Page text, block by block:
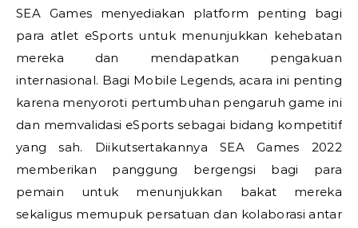
SEA Games menyediakan platform penting bagi
para atlet eSports untuk menunjukkan kehebatan
mereka dan mendapatkan pengakuan
internasional. Bagi Mobile Legends, acara ini penting
karena menyoroti pertumbuhan pengaruh game ini
dan memvalidasi eSports sebagai bidang kompetitif
yang sah. Diikutsertakannya SEA Games 2022
memberikan panggung bergengsi bagi para
pemain untuk menunjukkan bakat mereka
sekaligus memupuk persatuan dan kolaborasi antar